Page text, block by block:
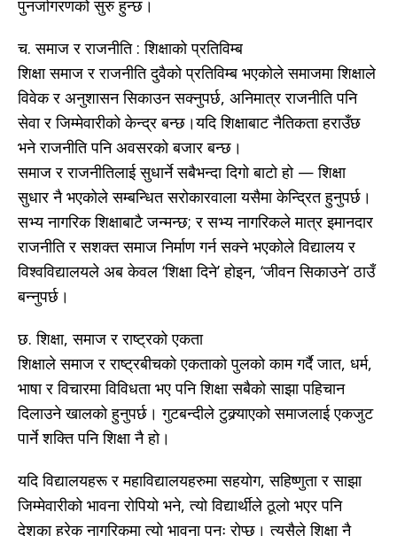
पुनर्जागरणको सुरु हुन्छ।
च. समाज र राजनीति : शिक्षाको प्रतिविम्ब
शिक्षा समाज र राजनीति दुवैको प्रतिविम्ब भएकोले समाजमा शिक्षाले
विवेक र अनुशासन सिकाउन सक्नुपर्छ, अनिमात्र राजनीति पनि
सेवा र जिम्मेवारीको केन्द्र बन्छ।यदि शिक्षाबाट नैतिकता हराउँछ
भने राजनीति पनि अवसरको बजार बन्छ।
समाज र राजनीतिलाई सुधार्ने सबैभन्दा दिगो बाटो हो — शिक्षा
सुधार नै भएकोले सम्बन्धित सरोकारवाला यसैमा केन्द्रित हुनुपर्छ।
सभ्य नागरिक शिक्षाबाटै जन्मन्छ; र सभ्य नागरिकले मात्र इमानदार
राजनीति र सशक्त समाज निर्माण गर्न सक्ने भएकोले विद्यालय र
विश्वविद्यालयले अब केवल ‘शिक्षा दिने’ होइन, ‘जीवन सिकाउने’ ठाउँ
बन्नुपर्छ।
छ. शिक्षा, समाज र राष्ट्रको एकता
शिक्षाले समाज र राष्ट्रबीचको एकताको पुलको काम गर्दै जात, धर्म,
भाषा र विचारमा विविधता भए पनि शिक्षा सबैको साझा पहिचान
दिलाउने खालको हुनुपर्छ। गुटबन्दीले टुक्र्याएको समाजलाई एकजुट
पार्ने शक्ति पनि शिक्षा नै हो।
यदि विद्यालयहरू र महाविद्यालयहरुमा सहयोग, सहिष्णुता र साझा
जिम्मेवारीको भावना रोपियो भने, त्यो विद्यार्थीले ठूलो भएर पनि
देशका हरेक नागरिकमा त्यो भावना पुनः रोप्छ। त्यसैले शिक्षा नै